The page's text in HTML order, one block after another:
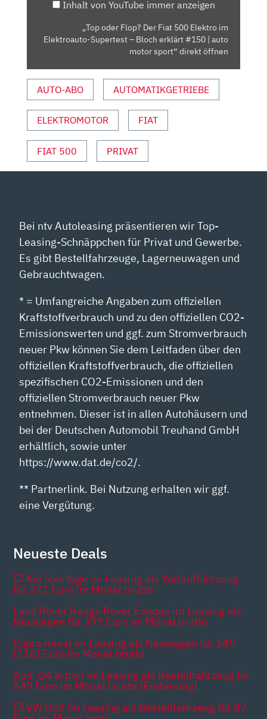
ELEKTROAUTO-
SUPERTEST
ERKLÄRT
#150
|
AUTO
SPORT“
VON
Inhalt von YouTube immer anzeigen
„Top oder Flop? Der Fiat 500 Elektro im
Elektroauto-Supertest – Bloch erklärt #150 | auto
motor sport“ direkt öffnen
AUTO-ABO AUTOMATIKGETRIEBE
ELEKTROMOTOR FIAT
FIAT 500 PRIVAT
Bei ntv Autoleasing präsentieren wir Top-
Leasing-Schnäppchen für Privat und Gewerbe.
Es gibt Bestellfahrzeuge, Lagerneuwagen und
Gebrauchtwagen.
* = Umfangreiche Angaben zum offiziellen
Kraftstoffverbrauch und zu den offiziellen CO2-
Emissionswerten und ggf. zum Stromverbrauch
neuer Pkw können Sie dem Leitfaden über den
offiziellen Kraftstoffverbrauch, die offiziellen
spezifischen CO2-Emissionen und den
offiziellen Stromverbrauch neuer Pkw
entnehmen. Dieser ist in allen Autohäusern und
bei der Deutschen Automobil Treuhand GmbH
erhältlich, sowie unter
https://www.dat.de/co2/.
** Partnerlink. Bei Nutzung erhalten wir ggf.
eine Vergütung.
Neueste Deals
💥 Kia Sportage im Leasing als Vorlauffahrzeug
für 271 Euro im Monat brutto
Land Rover Range Rover Evoque im Leasing als
Neuwagen für 399 Euro im Monat brutto
Cupra Raval im Leasing als Neuwagen für 149
[316] Euro im Monat brutto
Audi Q4 e-tron im Leasing als Bestellfahrzeug für
549 Euro im Monat brutto [Eroberung]
💥 VW Golf im Leasing als Bestellfahrzeug für 87